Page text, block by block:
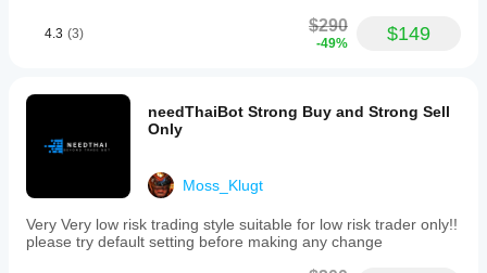
5. Side-Specific Risk Management
independently.
Separate SL/TP for Long & Short
You can configure both:
SL Long (pips)
SL Short (pips) and TP Short (pips)
4.3 (3) $290
-49% $149
needThaiBot Strong Buy and Strong Sell
Only
Moss_Klugt
Very Very low risk trading style suitable for low risk trader only!!
please try default setting before making any change